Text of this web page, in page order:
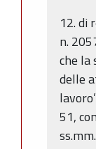
12. di
n.
che la
delle
51,